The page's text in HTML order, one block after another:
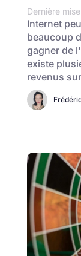
Dernière
Internet
beaucoup
gagner de
existe
revenus